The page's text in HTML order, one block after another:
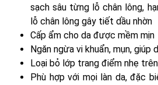
sạch sâu từng lỗ chân lông,
lỗ chân lông gây tiết dầu nhờn
Cấp ẩm cho da được mềm mịn
Ngăn ngừa vi khuẩn, mụn,
Loại bỏ lớp trang điểm nhẹ
Phù hợp với mọi làn da, đặc